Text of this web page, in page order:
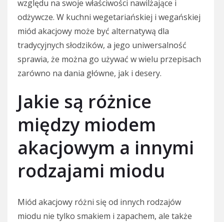
względu na swoje właściwości nawilżające i
odżywcze. W kuchni wegetariańskiej i wegańskiej
miód akacjowy może być alternatywą dla
tradycyjnych słodzików, a jego uniwersalność
sprawia, że można go używać w wielu przepisach
zarówno na dania główne, jak i desery.
Jakie są różnice
między miodem
akacjowym a innymi
rodzajami miodu
Miód akacjowy różni się od innych rodzajów
miodu nie tylko smakiem i zapachem, ale także